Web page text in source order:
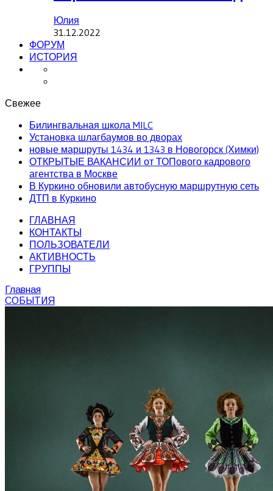
Юлия
31.12.2022
ФОРУМ
ИСТОРИЯ
Свежее
Билингвальная школа MILC
Установка шлагбаумов во дворах
новые маршруты 1434 и 1343 в Новогорск (Химки)
ОТКРЫТЫЕ ВАКАНСИИ от ТОПового кадрового
агентства в Москве
В Куркино обновили автобусную маршрутную сеть
ДТП в Куркино
ГЛАВНАЯ
КОНТАКТЫ
ПОЛЬЗОВАТЕЛИ
АКТИВНОСТЬ
ГРУППЫ
Главная
СОБЫТИЯ